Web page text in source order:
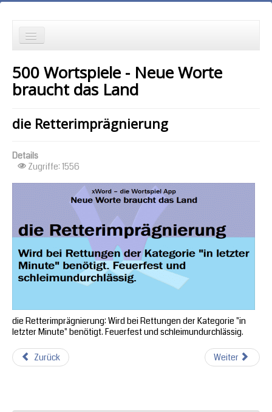
Wortspielgeschichten
die Ältesten zuerst
die meisten Zugriffe zuerst
zufällige Reihenfolge
500 Wortspiele - Neue Worte
braucht das Land
die Retterimprägnierung
Details
Zugriffe: 1556
die Retterimprägnierung: Wird bei Rettungen der Kategorie "in
letzter Minute" benötigt. Feuerfest und schleimundurchlässig.
Zurück Weiter